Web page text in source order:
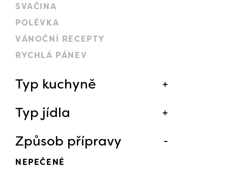
SVAČINA
POLÉVKA
VÁNOČNÍ RECEPTY
RYCHLÁ PÁNEV
Typ kuchyně
Typ jídla
Způsob přípravy
NEPEČENÉ